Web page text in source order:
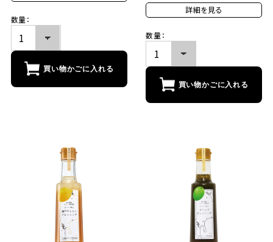
数量：
買い物かごに入れる
詳細を見る
数量：
買い物かごに入れる